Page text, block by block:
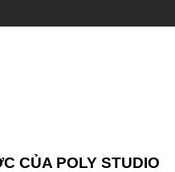
CỦA POLY STUDIO